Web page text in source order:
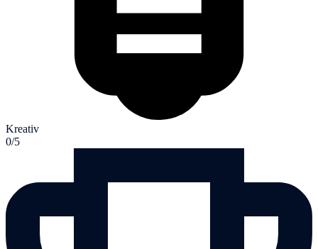
Kreativ
0/5